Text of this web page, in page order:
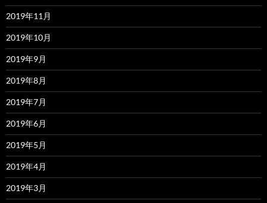
2019年11月
2019年10月
2019年9月
2019年8月
2019年7月
2019年6月
2019年5月
2019年4月
2019年3月